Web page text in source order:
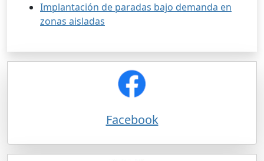
Implantación de paradas bajo demanda en
zonas aisladas
Facebook